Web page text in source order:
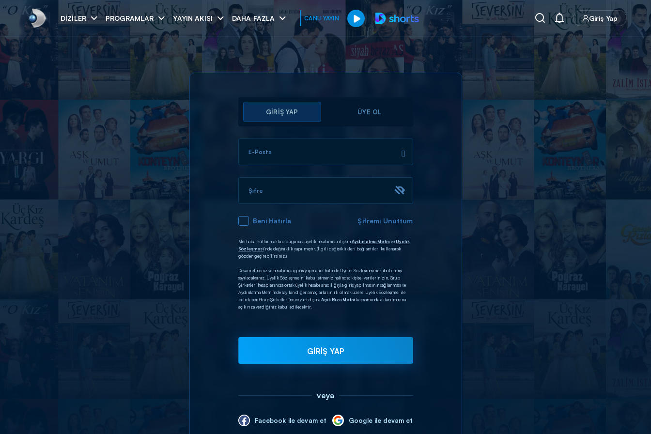
DIZILER PROGRAMLAR YAYIN AKIŞI DAHA FAZLA CANLI YAYIN Giriş Yap
Arama
ARAMA SONUÇLARI
GİRİŞ YAP ÜYE OL
E-Posta
Şifre
Beni Hatırla Şifremi Unuttum
Merhaba, kullanmakta olduğunuz üyelik hesabınıza ilişkinAydınlatma Metni veÜyelik
Sözleşmesi’nde değişiklik yapılmıştır. (İlgili değişiklikleri bağlantıları kullanarak
gözden geçirebilirsiniz.)
Devam etmeniz ve hesabınıza giriş yapmanız halinde Üyelik Sözleşmesini kabul etmiş
sayılacaksınız. Üyelik Sözleşmesini kabul etmeniz halinde; kişisel verilerinizin, Grup
Şirketleri hesaplarınıza ortak üyelik hesabı aracılığıyla giriş yapılmasının sağlanması ve
Aydınlatma Metni’nde sayılan diğer amaçlarla sınırlı olmak üzere, Üyelik Sözleşmesi ile
belirlenen Grup Şirketleri’ne ve yurt dışınaAçık Rıza Metni kapsamında aktarılmasına
açık rıza verdiğiniz kabul edilecektir.
GİRİŞ YAP
veya
Facebook ile devam et Google ile devam et